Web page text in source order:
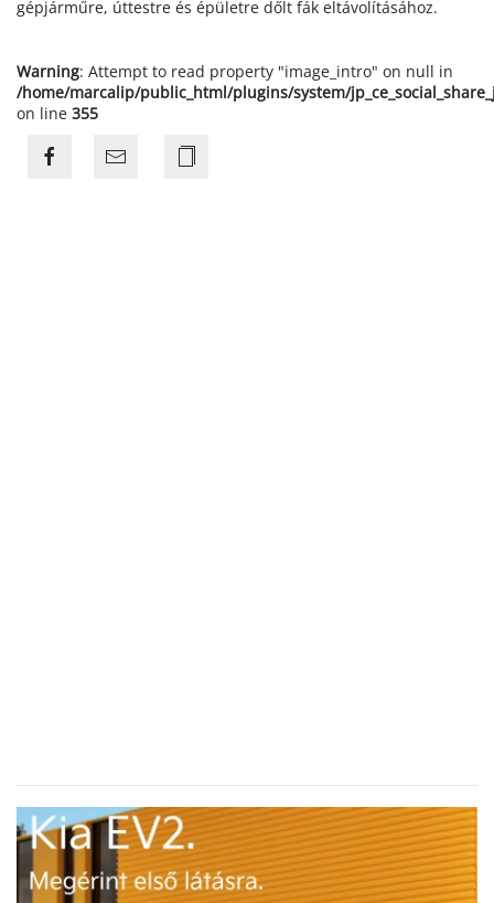
gépjárműre, úttestre és épületre dőlt fák eltávolításához.
Warning: Attempt to read property "image_intro" on null in
/home/marcalip/public_html/plugins/system/
on line 355